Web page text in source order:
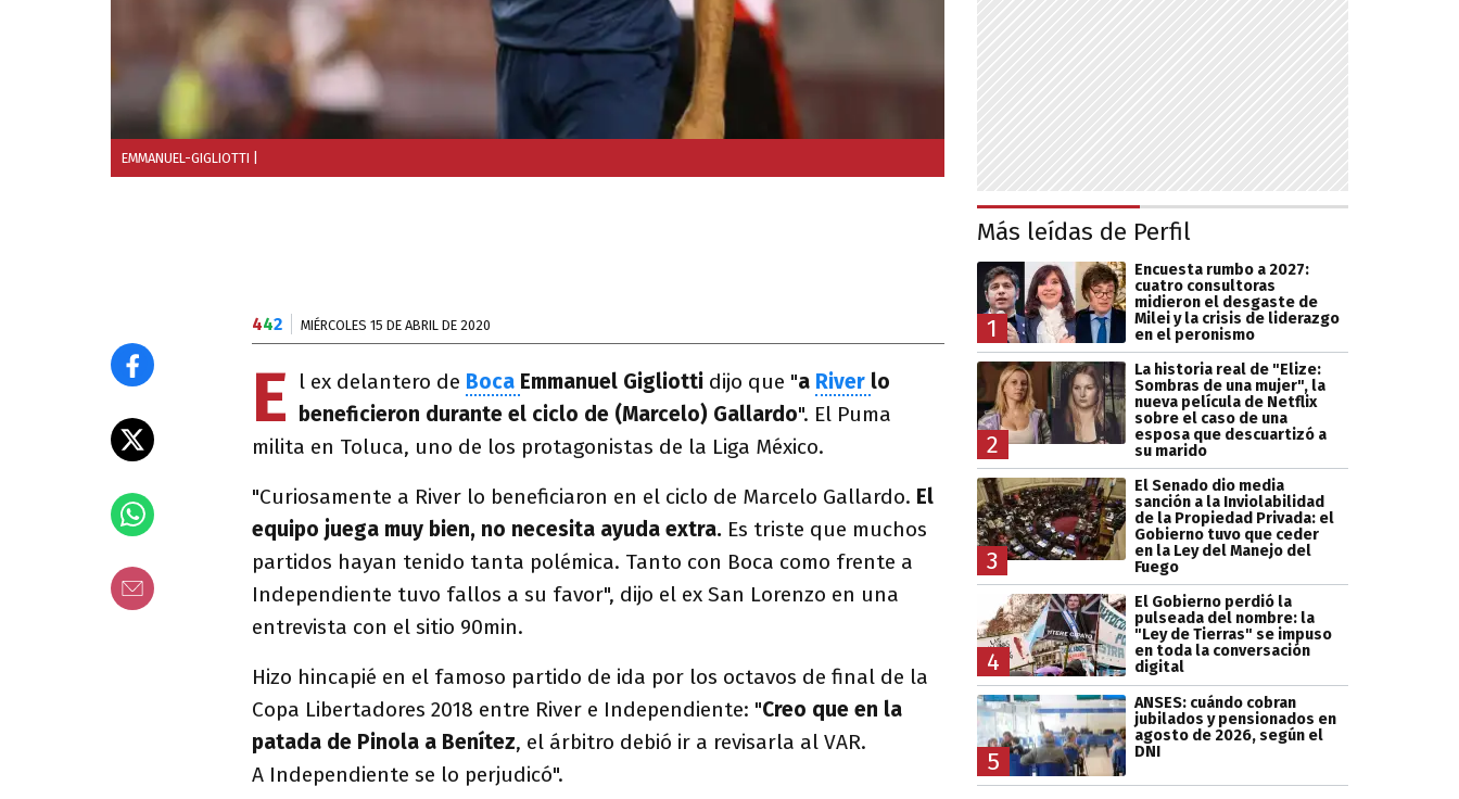
EMMANUEL-GIGLIOTTI
442 MIÉRCOLES 15 DE ABRIL DE 2020
E l ex delantero de Boca Emmanuel Gigliotti dijo que "a River lo
beneficieron durante el ciclo de (Marcelo) Gallardo". El Puma
milita en Toluca, uno de los protagonistas de la Liga México.
"Curiosamente a River lo beneficiaron en el ciclo de Marcelo Gallardo. El
equipo juega muy bien, no necesita ayuda extra. Es triste que muchos
partidos hayan tenido tanta polémica. Tanto con Boca como frente a
Independiente tuvo fallos a su favor", dijo el ex San Lorenzo en una
entrevista con el sitio 90min.
Hizo hincapié en el famoso partido de ida por los octavos de final de la
Copa Libertadores 2018 entre River e Independiente: "Creo que en la
patada de Pinola a Benítez, el árbitro debió ir a revisarla al VAR.
A Independiente se lo perjudicó".
Más leídas de Perfil
1
Encuesta rumbo a 2027:
cuatro consultoras
midieron el desgaste de
Milei y la crisis de liderazgo
en el peronismo
2
La historia real de "Elize:
Sombras de una mujer", la
nueva película de Netflix
sobre el caso de una
esposa que descuartizó a
su marido
3
El Senado dio media
sanción a la Inviolabilidad
de la Propiedad Privada: el
Gobierno tuvo que ceder
en la Ley del Manejo del
Fuego
4
El Gobierno perdió la
pulseada del nombre: la
"Ley de Tierras" se impuso
en toda la conversación
digital
5
ANSES: cuándo cobran
jubilados y pensionados en
agosto de 2026, según el
DNI